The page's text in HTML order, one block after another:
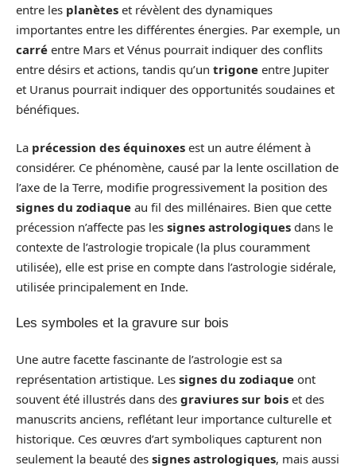
entre les planètes et révèlent des dynamiques
importantes entre les différentes énergies. Par exemple, un
carré entre Mars et Vénus pourrait indiquer des conflits
entre désirs et actions, tandis qu’un trigone entre Jupiter
et Uranus pourrait indiquer des opportunités soudaines et
bénéfiques.
La précession des équinoxes est un autre élément à
considérer. Ce phénomène, causé par la lente oscillation de
l’axe de la Terre, modifie progressivement la position des
signes du zodiaque au fil des millénaires. Bien que cette
précession n’affecte pas les signes astrologiques dans le
contexte de l’astrologie tropicale (la plus couramment
utilisée), elle est prise en compte dans l’astrologie sidérale,
utilisée principalement en Inde.
Les symboles et la gravure sur bois
Une autre facette fascinante de l’astrologie est sa
représentation artistique. Les signes du zodiaque ont
souvent été illustrés dans des graviures sur bois et des
manuscrits anciens, reflétant leur importance culturelle et
historique. Ces œuvres d’art symboliques capturent non
seulement la beauté des signes astrologiques, mais aussi